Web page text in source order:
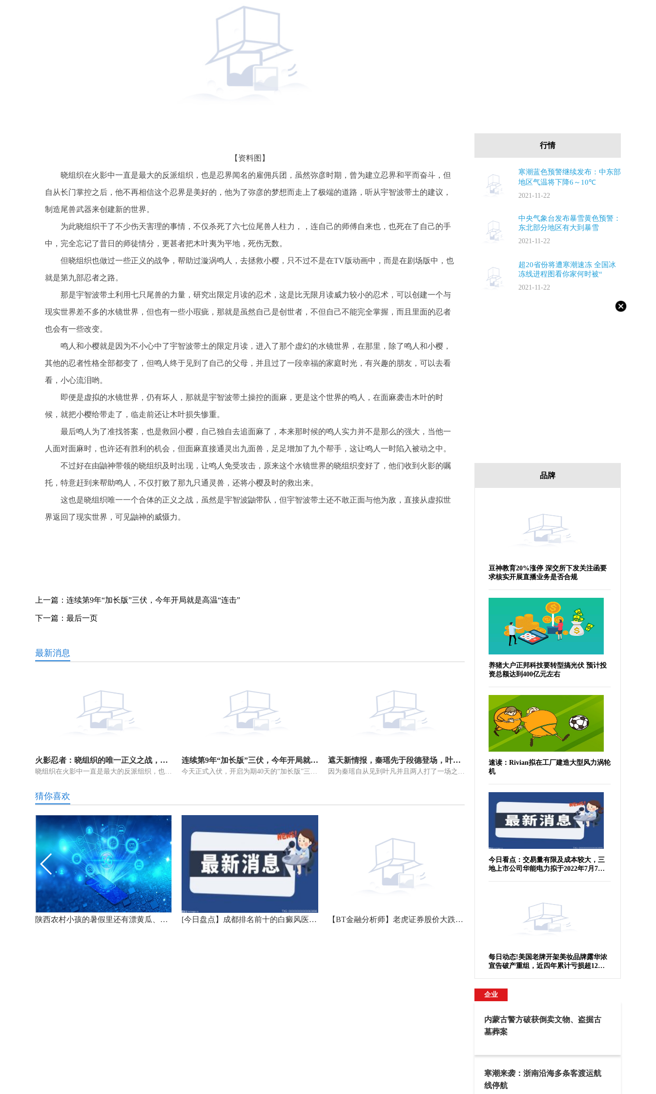
【资料图】
晓组织在火影中一直是最大的反派组织，也是忍界闻名的雇佣兵团，虽然弥彦时期，曾为建立忍界和平而奋斗，但
自从长门掌控之后，他不再相信这个忍界是美好的，他为了弥彦的梦想而走上了极端的道路，听从宇智波带土的建议，
制造尾兽武器来创建新的世界。
为此晓组织干了不少伤天害理的事情，不仅杀死了六七位尾兽人柱力，，连自己的师傅自来也，也死在了自己的手
中，完全忘记了昔日的师徒情分，更甚者把木叶夷为平地，死伤无数。
但晓组织也做过一些正义的战争，帮助过漩涡鸣人，去拯救小樱，只不过不是在TV版动画中，而是在剧场版中，也
就是第九部忍者之路。
那是宇智波带土利用七只尾兽的力量，研究出限定月读的忍术，这是比无限月读威力较小的忍术，可以创建一个与
现实世界差不多的水镜世界，但也有一些小瑕疵，那就是虽然自己是创世者，不但自己不能完全掌握，而且里面的忍者
也会有一些改变。
鸣人和小樱就是因为不小心中了宇智波带土的限定月读，进入了那个虚幻的水镜世界，在那里，除了鸣人和小樱，
其他的忍者性格全部都变了，但鸣人终于见到了自己的父母，并且过了一段幸福的家庭时光，有兴趣的朋友，可以去看
看，小心流泪哟。
即便是虚拟的水镜世界，仍有坏人，那就是宇智波带土操控的面麻，更是这个世界的鸣人，在面麻袭击木叶的时
候，就把小樱给带走了，临走前还让木叶损失惨重。
最后鸣人为了准找答案，也是救回小樱，自己独自去追面麻了，本来那时候的鸣人实力并不是那么的强大，当他一
人面对面麻时，也许还有胜利的机会，但面麻直接通灵出九面兽，足足增加了九个帮手，这让鸣人一时陷入被动之中。
不过好在由鼬神带领的晓组织及时出现，让鸣人免受攻击，原来这个水镜世界的晓组织变好了，他们收到火影的嘱
托，特意赶到来帮助鸣人，不仅打败了那九只通灵兽，还将小樱及时的救出来。
这也是晓组织唯一一个合体的正义之战，虽然是宇智波鼬带队，但宇智波带土还不敢正面与他为敌，直接从虚拟世
界返回了现实世界，可见鼬神的威慑力。
上一篇： 连续第9年“加长版”三伏，今年开局就是高温“连击”
下一篇： 最后一页
最新消息
火影忍者：晓组织的唯一正义之战，帮助漩涡鸣人拯救小樱 连续第9年“加长版”三伏，今年开局就是高温“连击” 遮天新情报，秦瑶先于段德登场，叶凡被姜家骑士追杀，女主要来了
猜你喜欢
陕西农村小孩的暑假里还有漂黄瓜、抓知了、逮蝎子吗 [今日盘点】成都排名前十的白癜风医院-青少年白癜风治疗要注意些什么？ 【BT金融分析师】老虎证券股价大跌12.4%，分析师称其多元化业务任务艰巨
行情
寒潮蓝色预警继续发布：中东部
地区气温将下降6～10℃
2021-11-22
中央气象台发布暴雪黄色预警：
东北部分地区有大到暴雪
2021-11-22
超20省份将遭寒潮速冻 全国冰
冻线进程图看你家何时被“
2021-11-22
品牌
豆神教育20%涨停 深交所下发关注函要
求核实开展直播业务是否合规
养猪大户正邦科技要转型搞光伏 预计投
资总额达到400亿元左右
速读：Rivian拟在工厂建造大型风力涡轮
机
今日看点：交易量有限及成本较大，三
地上市公司华能电力拟于2022年7月7日
每日动态!美国老牌开架美妆品牌露华浓
宣告破产重组，近四年累计亏损超12亿
企业
内蒙古警方破获倒卖文物、盗掘古
墓葬案
寒潮来袭：浙南沿海多条客渡运航
线停航